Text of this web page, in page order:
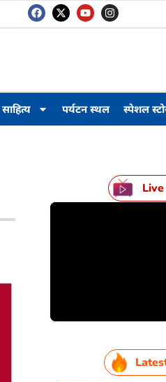
साहित्य पर्यटन स्थल स्पेशल